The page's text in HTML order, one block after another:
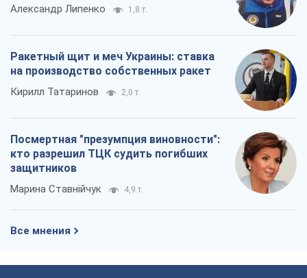
Александр Липенко 1,8 т.
Ракетный щит и меч Украины: ставка
на производство собственных ракет
Кирилл Татаринов 2,0 т.
Посмертная "презумпция виновности":
кто разрешил ТЦК судить погибших
защитников
Марина Ставнійчук 4,9 т.
Все мнения